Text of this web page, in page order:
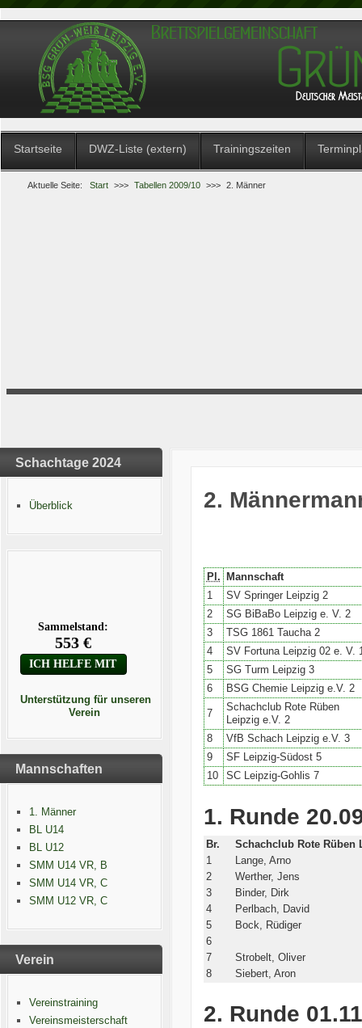
Startseite DWZ-Liste (extern) Trainingszeiten
Aktuelle Seite: Start >>> Tabellen 2009/10 >>> 2. Männer
Schachtage 2024
Überblick
Unterstützung für unseren
Verein
Mannschaften
1. Männer
BL U14
BL U12
SMM U14 VR, B
SMM U14 VR, C
SMM U12 VR, C
Verein
Vereinstraining
Vereinsmeisterschaft
2.
Pl.
Mannschaft
1
SV Springer Leipzig 2
2
SG BiBaBo Leipzig e. V. 2
3
TSG 1861 Taucha 2
4
SV Fortuna Leipzig 02 e. V.
5
SG Turm Leipzig 3
6
BSG Chemie Leipzig e.V. 2
7
Schachclub Rote Rüben
Leipzig e.V. 2
8
VfB Schach Leipzig e.V. 3
9
SF Leipzig-Südost 5
10
SC Leipzig-Gohlis 7
1. Runde
Br.
Schachclub Rote Rüben
1
Lange, Arno
2
Werther, Jens
3
Binder, Dirk
4
Perlbach, David
5
Bock, Rüdiger
6
7
Strobelt, Oliver
8
Siebert, Aron
2. Runde